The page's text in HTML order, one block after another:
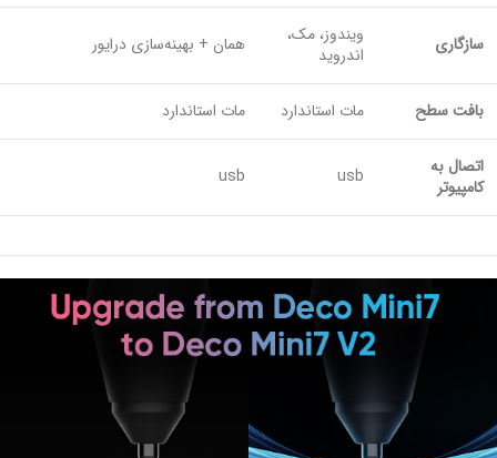
سازگاری
ویندوز، مک،
اندروید
همان + بهینه‌سازی درایور
بافت سطح مات استاندارد مات استاندارد
اتصال به
کامپیوتر
usb
usb